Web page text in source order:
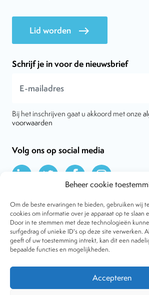
Beheer cookie
Om de beste ervaringen te bieden, gebruiken wij
cookies om informatie over je apparaat op te slaan
Door in te stemmen met deze technologieën
surfgedrag of unieke ID's op deze site verwerken.
geeft of uw toestemming intrekt, kan dit een
bepaalde functies en mogelijkheden.
Accepteren
Lid worden east
Schrijf je in voor de nieuwsbrief
Bij het inschrijven gaat u akkoord met onze
voorwaarden
Volg ons op social media
Over VtdK
Contact
Nieuws
Behandelwijzen
Dossiers
Tijdschrift